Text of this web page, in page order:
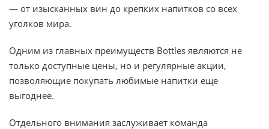
— от изысканных вин до крепких напитков со всех
уголков мира.
Одним из главных преимуществ Bottles являются не
только доступные цены, но и регулярные акции,
позволяющие покупать любимые напитки еще
выгоднее.
Отдельного внимания заслуживает команда